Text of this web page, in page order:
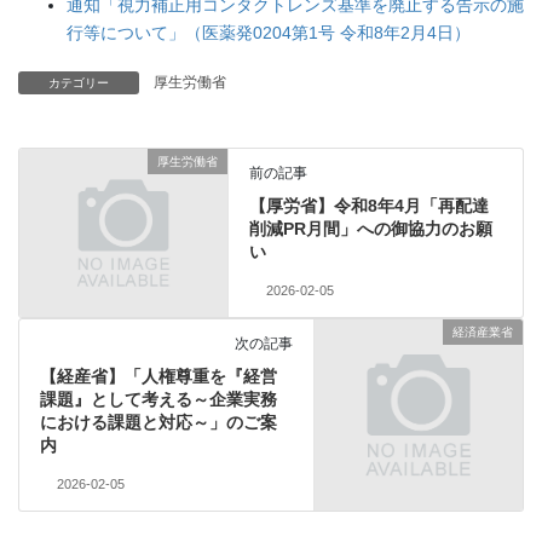
通知「視力補正用コンタクトレンズ基準を廃止する告示の施
行等について」（医薬発0204第1号 令和8年2月4日）
カテゴリー 厚生労働省
厚生労働省
前の記事
【厚労省】令和8年4月「再配達
削減PR月間」への御協力のお願
い
2026-02-05
経済産業省
次の記事
【経産省】「人権尊重を『経営
課題』として考える～企業実務
における課題と対応～」のご案
内
2026-02-05